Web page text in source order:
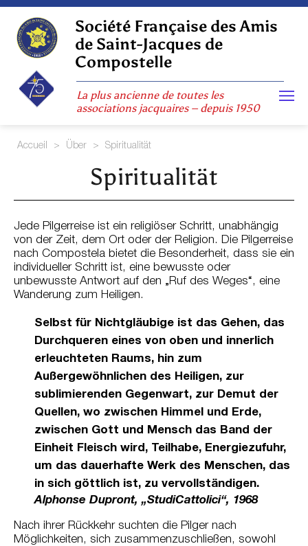
Skip
content
Société Française des Amis
de Saint-Jacques de
Compostelle
La plus ancienne de toutes les
associations jacquaires – depuis 1950
Accueil > Über > Spiritualität
Spiritualität
Jede Pilgerreise ist ein religiöser Schritt, unabhängig
von der Zeit, dem Ort oder der Religion. Die Pilgerreise
nach Compostela bietet die Besonderheit, dass sie ein
individueller Schritt ist, eine bewusste oder
unbewusste Antwort auf den „Ruf des Weges“, eine
Wanderung zum Heiligen.
Selbst für Nichtgläubige ist das Gehen, das
Durchqueren eines von oben und innerlich
erleuchteten Raums, hin zum
Außergewöhnlichen des Heiligen, zur
sublimierenden Gegenwart, zur Demut der
Quellen, wo zwischen Himmel und Erde,
zwischen Gott und Mensch das Band der
Einheit Fleisch wird, Teilhabe, Energiezufuhr,
um das dauerhafte Werk des Menschen, das
in sich göttlich ist, zu vervollständigen.
Alphonse Dupront, „StudiCattolici“, 1968
Nach ihrer Rückkehr suchten die Pilger nach
Möglichkeiten, sich zusammenzuschließen, sowohl